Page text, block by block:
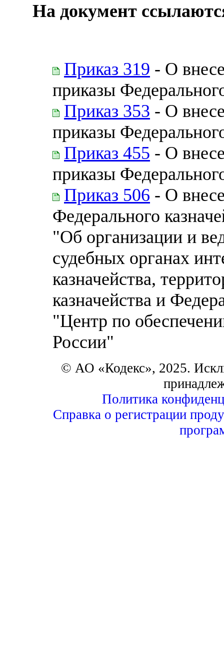
На документ
Приказ 319 - О
приказы
Приказ 353 - О
приказы
Приказ 455 - О
приказы
Приказ 506 - О
Федерального
"Об организации и
судебных органах
казначейства,
казначейства и
"Центр по
России"
© АО «Кодекс», 2025.
Политика
Справка о регистрации